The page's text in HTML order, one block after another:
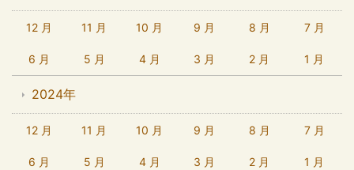
12 月 11 月 10 月 9 月 8 月 7 月
6 月 5 月 4 月 3 月 2 月 1 月
2024年
12 月 11 月 10 月 9 月 8 月 7 月
6 月 5 月 4 月 3 月 2 月 1 月